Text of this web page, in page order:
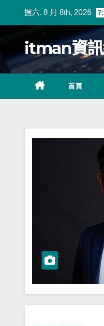
週六. 8 月 8th, 2026
itman資
首頁